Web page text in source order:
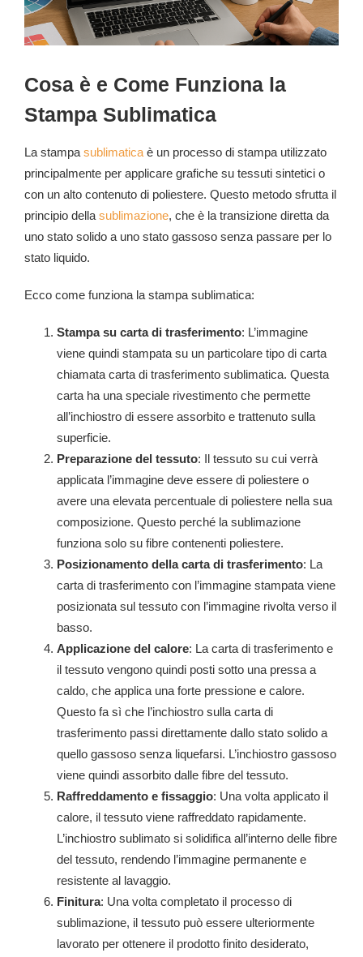
Cosa è e Come Funziona la
Stampa Sublimatica
La stampa sublimatica è un processo di stampa utilizzato
principalmente per applicare grafiche su tessuti sintetici o
con un alto contenuto di poliestere. Questo metodo sfrutta il
principio della sublimazione, che è la transizione diretta da
uno stato solido a uno stato gassoso senza passare per lo
stato liquido.
Ecco come funziona la stampa sublimatica:
Stampa su carta di trasferimento: L’immagine
viene quindi stampata su un particolare tipo di carta
chiamata carta di trasferimento sublimatica. Questa
carta ha una speciale rivestimento che permette
all’inchiostro di essere assorbito e trattenuto sulla
superficie.
Preparazione del tessuto: Il tessuto su cui verrà
applicata l’immagine deve essere di poliestere o
avere una elevata percentuale di poliestere nella sua
composizione. Questo perché la sublimazione
funziona solo su fibre contenenti poliestere.
Posizionamento della carta di trasferimento: La
carta di trasferimento con l’immagine stampata viene
posizionata sul tessuto con l’immagine rivolta verso il
basso.
Applicazione del calore: La carta di trasferimento e
il tessuto vengono quindi posti sotto una pressa a
caldo, che applica una forte pressione e calore.
Questo fa sì che l’inchiostro sulla carta di
trasferimento passi direttamente dallo stato solido a
quello gassoso senza liquefarsi. L’inchiostro gassoso
viene quindi assorbito dalle fibre del tessuto.
Raffreddamento e fissaggio: Una volta applicato il
calore, il tessuto viene raffreddato rapidamente.
L’inchiostro sublimato si solidifica all’interno delle fibre
del tessuto, rendendo l’immagine permanente e
resistente al lavaggio.
Finitura: Una volta completato il processo di
sublimazione, il tessuto può essere ulteriormente
lavorato per ottenere il prodotto finito desiderato,